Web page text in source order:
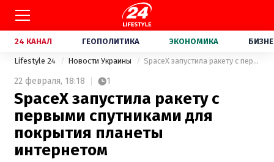
24 КАНАЛ ГЕОПОЛИТИКА ЭКОНОМИКА
Lifestyle 24 Новости Украины SpaceX запустила ракету с первыми спутниками для покрытия планеты интернетом
22 февраля, 18:18 1
SpaceX запустила ракету с
первыми спутниками для
покрытия планеты
интернетом